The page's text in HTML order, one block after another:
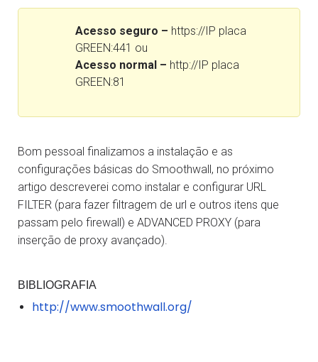
Acesso seguro – https://IP placa
GREEN:441 ou
Acesso normal – http://IP placa
GREEN:81
Bom pessoal finalizamos a instalação e as
configurações básicas do Smoothwall, no próximo
artigo descreverei como instalar e configurar URL
FILTER (para fazer filtragem de url e outros itens que
passam pelo firewall) e ADVANCED PROXY (para
inserção de proxy avançado).
BIBLIOGRAFIA
http://www.smoothwall.org/